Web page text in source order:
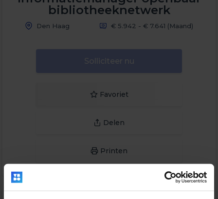
bibliotheeknetwerk
Den Haag € 5.942 - € 7.641 (Maand)
Solliciteer nu
Favoriet
Delen
Printen